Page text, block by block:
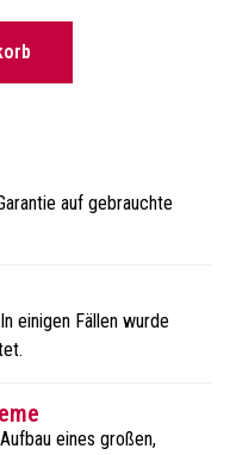
auf gebrauchte
einigen Fällen wurde
eines großen,